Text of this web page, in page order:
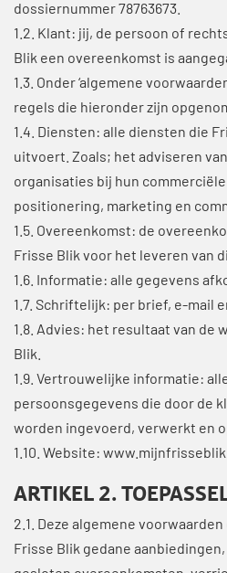
dossiernummer 78763673.
1.2. Klant: jij, de persoon of
Blik een overeenkomst is
1.3. Onder ‘algemene
regels die hieronder zijn
1.4. Diensten: alle diensten die
uitvoert. Zoals; het adviseren
organisaties bij hun
positionering, marketing en
1.5. Overeenkomst: de
Frisse Blik voor het leveren van
1.6. Informatie: alle gegevens
1.7. Schriftelijk: per brief, e-mail
1.8. Advies: het resultaat van de
Blik.
1.9. Vertrouwelijke informatie:
persoonsgegevens die door de
worden ingevoerd, verwerkt en
1.10. Website:
ARTIKEL 2.
2.1. Deze algemene
Frisse Blik gedane